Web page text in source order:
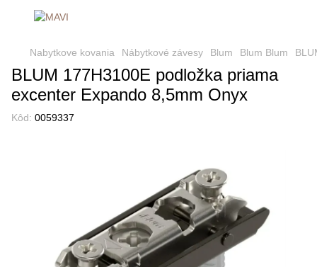
Nabytkove kovania Nábytkové závesy Blum Blum Blum
BLUM 177H3100E podložka priama
excenter Expando 8,5mm Onyx
Kôd: 0059337